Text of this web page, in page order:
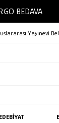
BEDAVA
Yayınevi
EDEBİYAT